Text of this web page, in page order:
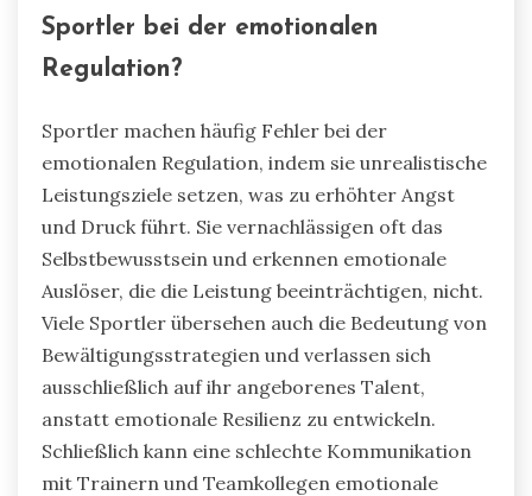
Sportler bei der emotionalen
Regulation?
Sportler machen häufig Fehler bei der
emotionalen Regulation, indem sie unrealistische
Leistungsziele setzen, was zu erhöhter Angst
und Druck führt. Sie vernachlässigen oft das
Selbstbewusstsein und erkennen emotionale
Auslöser, die die Leistung beeinträchtigen, nicht.
Viele Sportler übersehen auch die Bedeutung von
Bewältigungsstrategien und verlassen sich
ausschließlich auf ihr angeborenes Talent,
anstatt emotionale Resilienz zu entwickeln.
Schließlich kann eine schlechte Kommunikation
mit Trainern und Teamkollegen emotionale